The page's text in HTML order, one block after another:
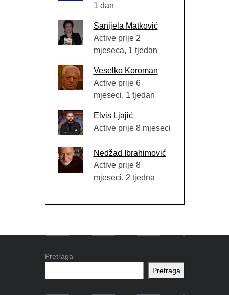
1 dan
Sanijela Matković
Active prije 2
mjeseca, 1 tjedan
Veselko Koroman
Active prije 6
mjeseci, 1 tjedan
Elvis Ljajić
Active prije 8 mjeseci
Nedžad Ibrahimović
Active prije 8
mjeseci, 2 tjedna
Pretraga
Pretraga